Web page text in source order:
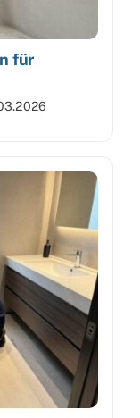
für